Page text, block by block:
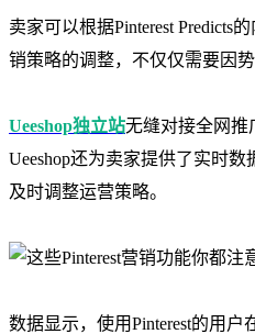
卖家可以根据Pinterest
销策略的调整，不仅仅需要因
Ueeshop独立站无缝对接全网推
Ueeshop还为卖家提供了实时
及时调整运营策略。
数据显示，使用Pinterest的用户